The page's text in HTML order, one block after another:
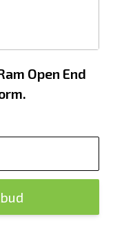
Open End